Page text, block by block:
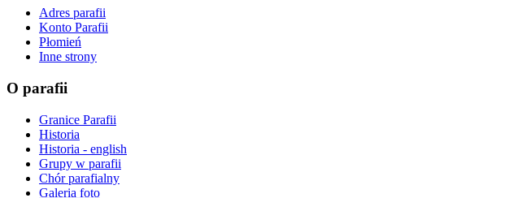
Adres parafii
Konto Parafii
Płomień
Inne strony
O parafii
Granice Parafii
Historia
Historia - english
Grupy w parafii
Chór parafialny
Galeria foto